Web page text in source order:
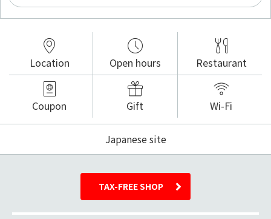
Location Open hours Restaurant
Coupon Gift Wi-Fi
Japanese site
TAX-FREE SHOP